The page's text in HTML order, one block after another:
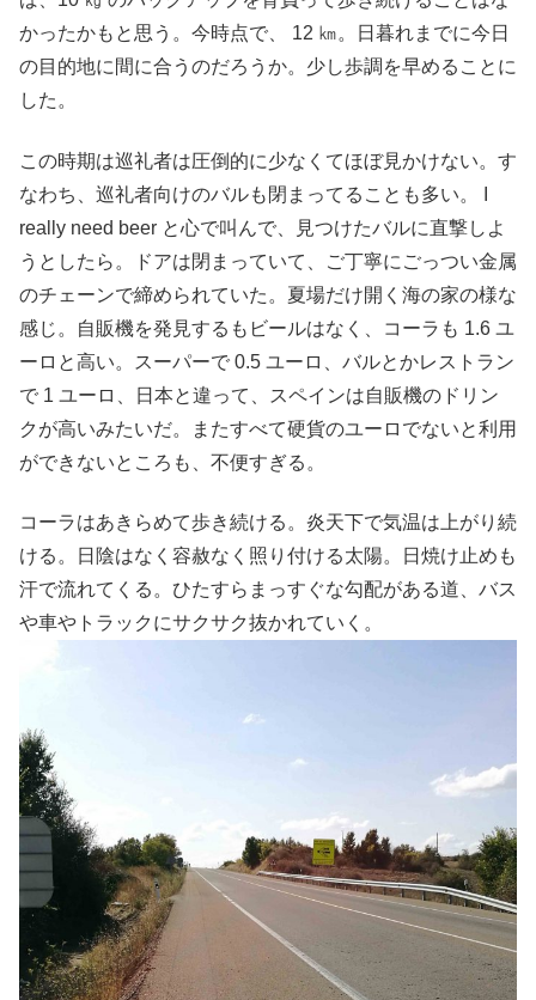
かったかもと思う。今時点で、 12 ㎞。日暮れまでに今日
の目的地に間に合うのだろうか。少し歩調を早めることに
した。
この時期は巡礼者は圧倒的に少なくてほぼ見かけない。す
なわち、巡礼者向けのバルも閉まってることも多い。 I
really need beer と心で叫んで、見つけたバルに直撃しよ
うとしたら。ドアは閉まっていて、ご丁寧にごっつい金属
のチェーンで締められていた。夏場だけ開く海の家の様な
感じ。自販機を発見するもビールはなく、コーラも 1.6 ユ
ーロと高い。スーパーで 0.5 ユーロ、バルとかレストラン
で 1 ユーロ、日本と違って、スペインは自販機のドリン
クが高いみたいだ。またすべて硬貨のユーロでないと利用
ができないところも、不便すぎる。
コーラはあきらめて歩き続ける。炎天下で気温は上がり続
ける。日陰はなく容赦なく照り付ける太陽。日焼け止めも
汗で流れてくる。ひたすらまっすぐな勾配がある道、バス
や車やトラックにサクサク抜かれていく。